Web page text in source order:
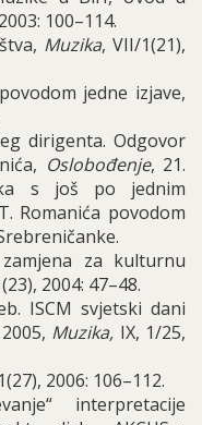
100–114.
štva, Muzika,VII/1(21),
jedne izjave,
dirigenta. Odgovor
Oslobođenje, 21.
s još po jednim
Romanića povodom
za kulturnu
2004: 47–48.
ISCM svjetski dani
Muzika, IX, 1/25,
2006: 106–112.
interpretacije